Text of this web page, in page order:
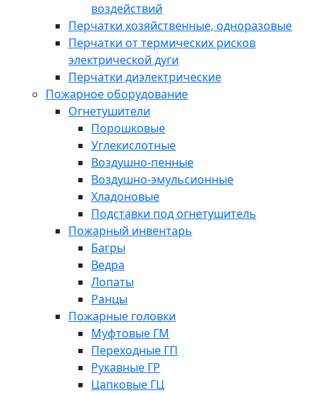
воздействий
Перчатки хозяйственные, одноразовые
Перчатки от термических рисков
электрической дуги
Перчатки диэлектрические
Пожарное оборудование
Огнетушители
Порошковые
Углекислотные
Воздушно-пенные
Воздушно-эмульсионные
Хладоновые
Подставки под огнетушитель
Пожарный инвентарь
Багры
Ведра
Лопаты
Ранцы
Пожарные головки
Муфтовые ГМ
Переходные ГП
Рукавные ГР
Цапковые ГЦ